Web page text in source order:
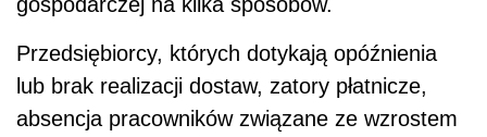
Przedsiębiorcy, których dotykają opóźnienia
lub brak realizacji dostaw, zatory płatnicze,
absencja pracowników związane ze wzrostem